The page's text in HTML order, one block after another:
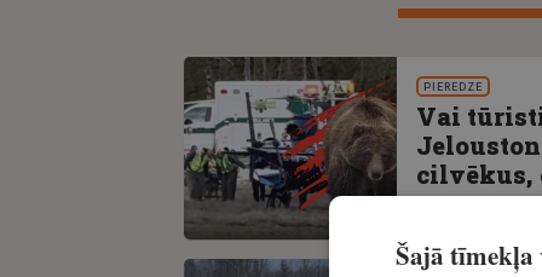
PIEREDZE
Vai
cilvēkus,
Šajā